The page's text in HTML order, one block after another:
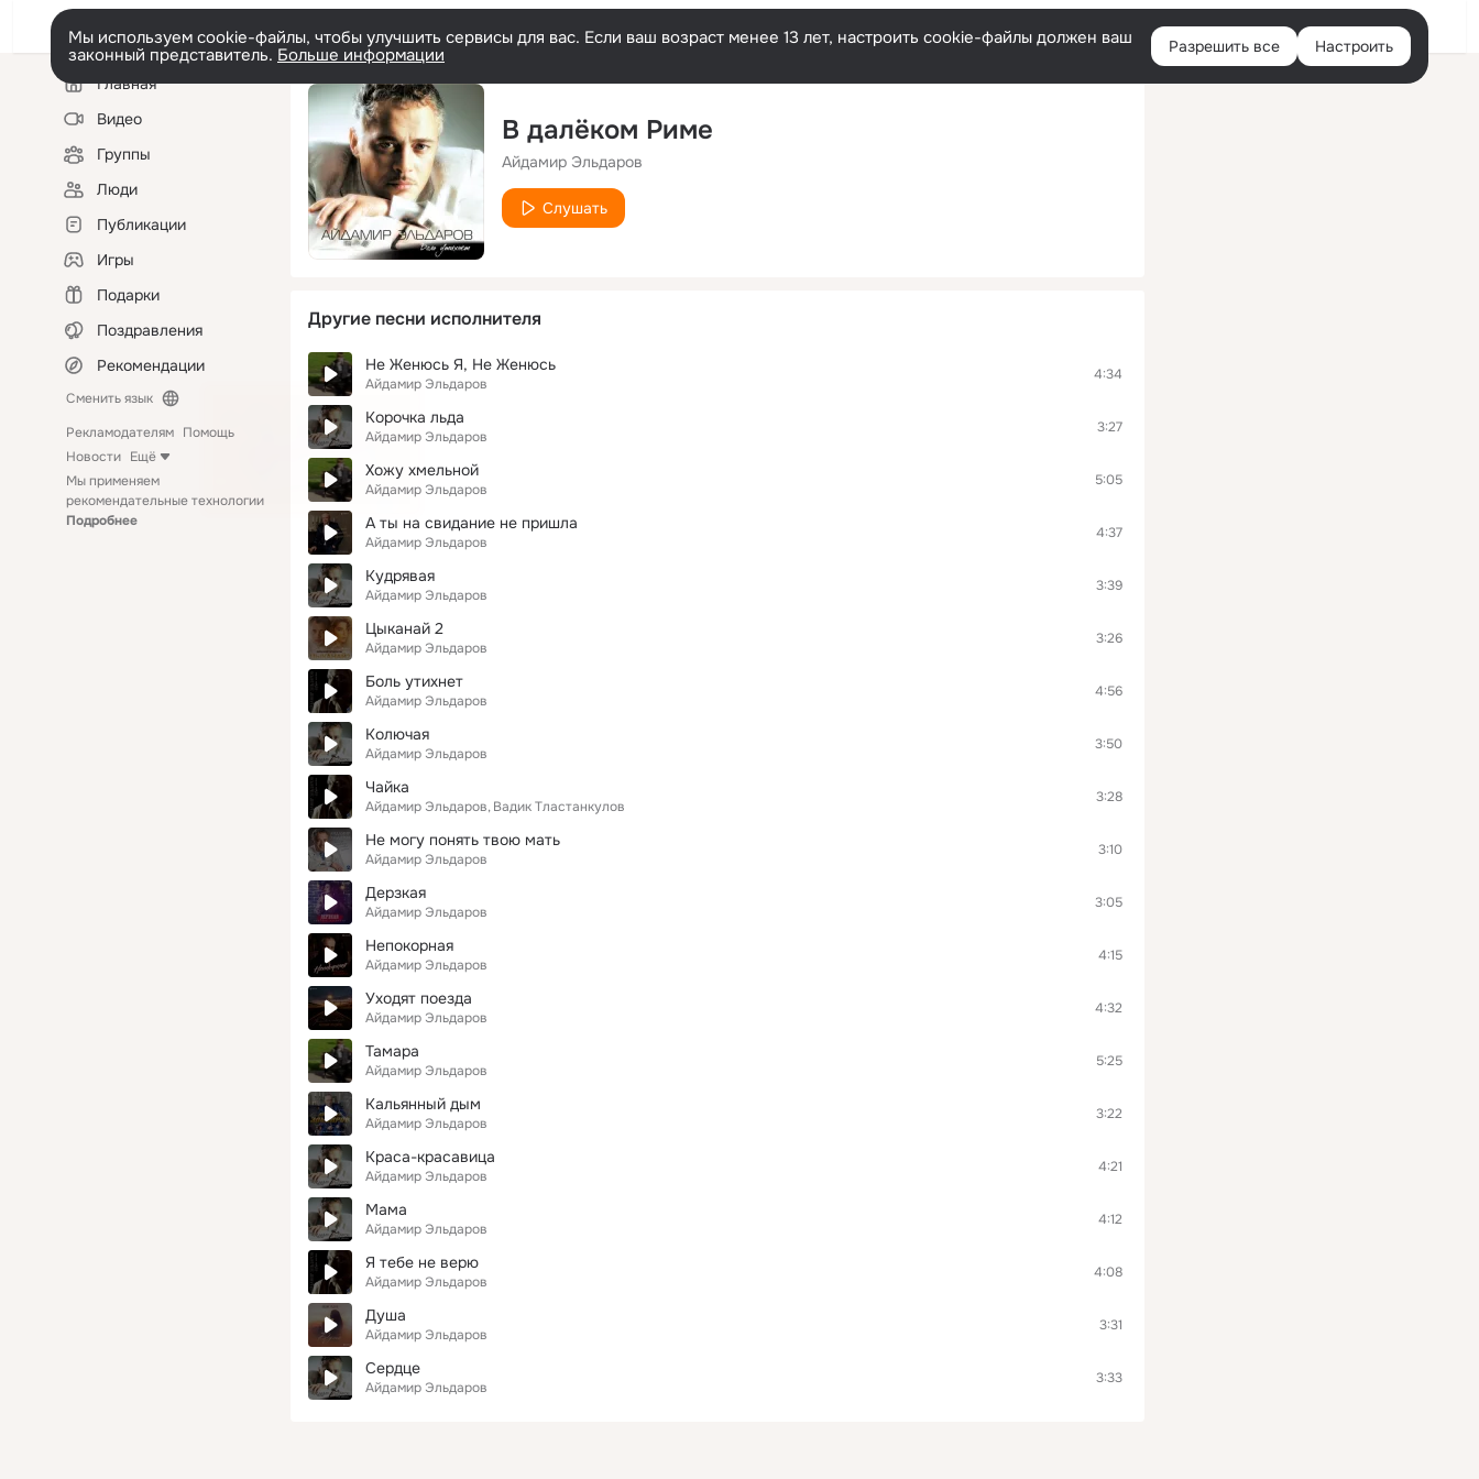
Войти
Мы используем cookie-файлы, чтобы улучшить сервисы для вас. Если ваш возраст менее 13 лет, настроить cookie-файлы должен ваш
законный представитель. Больше информации Разрешить все Настроить
Левая
колонкаГлавная
Видео
Группы
Люди
Публикации
Игры
Подарки
Поздравления
Рекомендации
Сменить язык
Рекламодателям Помощь
Новости Ещё
Мы применяем
рекомендательные технологии
Подробнее
В далёком Риме
Айдамир Эльдаров
Слушать
Другие песни исполнителя
Не Женюсь Я, Не Женюсь
Айдамир Эльдаров
4:34
Корочка льда
Айдамир Эльдаров
3:27
Хожу хмельной
Айдамир Эльдаров
5:05
А ты на свидание не пришла
Айдамир Эльдаров
4:37
Кудрявая
Айдамир Эльдаров
3:39
Цыканай 2
Айдамир Эльдаров
3:26
Боль утихнет
Айдамир Эльдаров
4:56
Колючая
Айдамир Эльдаров
3:50
Чайка
Айдамир Эльдаров Вадик Тластанкулов
3:28
Не могу понять твою мать
Айдамир Эльдаров
3:10
Дерзкая
Айдамир Эльдаров
3:05
Непокорная
Айдамир Эльдаров
4:15
Уходят поезда
Айдамир Эльдаров
4:32
Тамара
Айдамир Эльдаров
5:25
Кальянный дым
Айдамир Эльдаров
3:22
Краса-красавица
Айдамир Эльдаров
4:21
Мама
Айдамир Эльдаров
4:12
Я тебе не верю
Айдамир Эльдаров
4:08
Душа
Айдамир Эльдаров
3:31
Сердце
Айдамир Эльдаров
3:33